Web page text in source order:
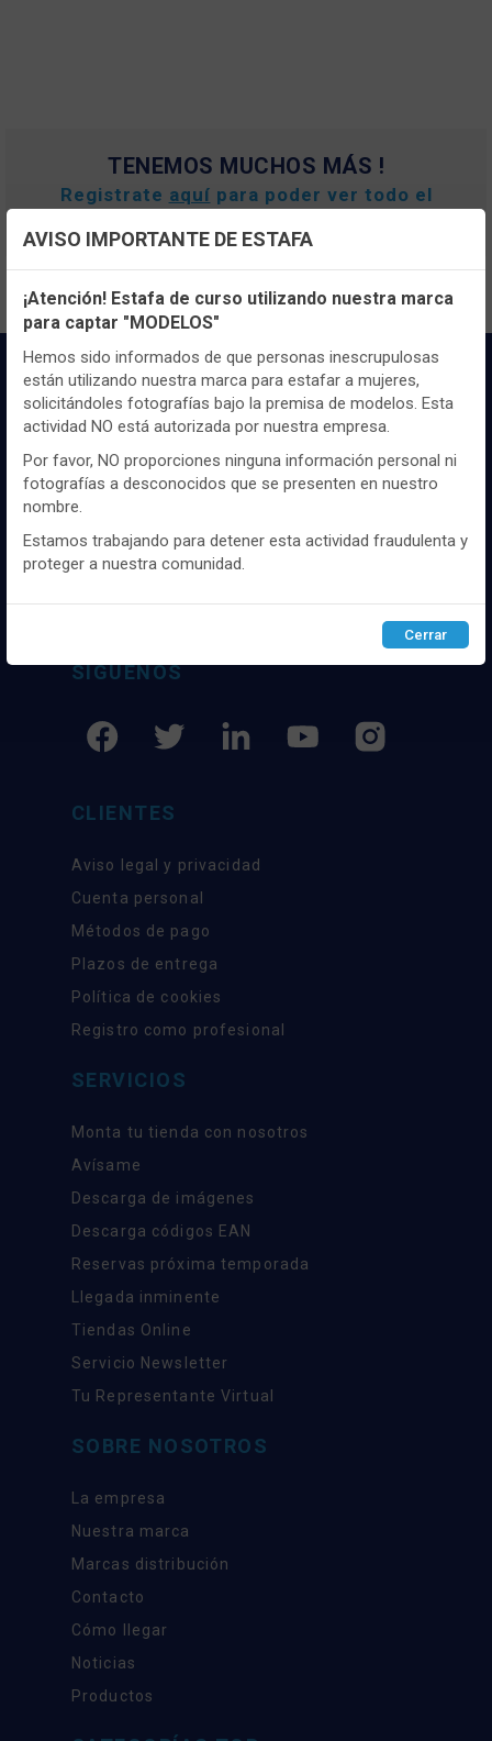
TENEMOS MUCHOS MÁS !
Registrate aquí para poder ver todo el
Distribuidor y mayorista textil de las mejores
mercado, marcas tanto nacionales como
experiencia como proveedor de los mejores
SÍGUENOS
CLIENTES
Aviso legal y privacidad
Cuenta personal
Métodos de pago
Plazos de entrega
Política de cookies
Registro como profesional
SERVICIOS
Monta tu tienda con nosotros
Avísame
Descarga de imágenes
Descarga códigos EAN
Reservas próxima temporada
Llegada inminente
Tiendas Online
Servicio Newsletter
Tu Representante Virtual
SOBRE NOSOTROS
La empresa
Nuestra marca
Marcas distribución
Contacto
Cómo llegar
Noticias
Productos
Configuración de cookies
Utilizamos cookies propias y de terceros, de sesión o
persistentes, para hacer funcionar de manera segura nuestra
página web y personalizar su contenido.
Igualmente, utilizamos cookies para medir y obtener datos de
la navegación que realizas y para ajustar el contenido a tus
gustos y preferencias.
Puedesconfigurary aceptar el uso de cookies a tu gusto.
Para obtener más información visita nuestra
cookies.
Configurar Rechazar ACEPTAR
AVISO IMPORTANTE DE ESTAFA
¡Atención! Estafa de curso utilizando nuestra marca
para captar "MODELOS"
Hemos sido informados de que personas inescrupulosas
están utilizando nuestra marca para estafar a mujeres,
solicitándoles fotografías bajo la premisa de modelos. Esta
actividad NO está autorizada por nuestra empresa.
Por favor, NO proporciones ninguna información personal ni
fotografías a desconocidos que se presenten en nuestro
nombre.
Estamos trabajando para detener esta actividad fraudulenta y
proteger a nuestra comunidad.
Cerrar